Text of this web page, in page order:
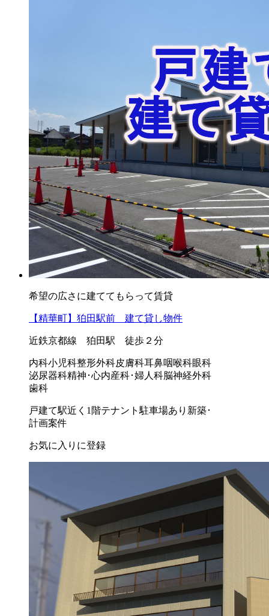
希望の広さに建ててもらって賃貸
【精華町】狛田駅前 建て貸し物件
近鉄京都線 狛田駅 徒歩２分
内科小児科整形外科皮膚科耳鼻咽喉科眼科
泌尿器科精神･心内産科･婦人科脳神経外科
歯科
戸建て駅近く 1階テナント 駐車場あり 新築･
計画案件
お気に入りに登録